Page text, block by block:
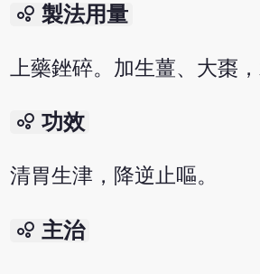
bubble_chart 製法用量
上藥銼碎。加生薑、大棗，
bubble_chart 功效
清胃生津，降逆止嘔。
bubble_chart 主治